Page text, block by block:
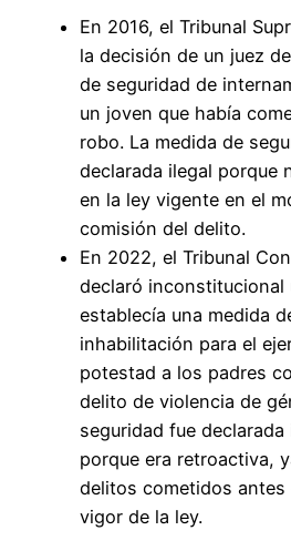
En 2016, el Tribunal
la decisión de un juez
de seguridad de
un joven que había
robo. La medida de
declarada ilegal porque
en la ley vigente en el
comisión del delito.
En 2022, el Tribunal
declaró inconstitucional
establecía una medida
inhabilitación para el
potestad a los padres
delito de violencia de
seguridad fue
porque era retroactiva,
delitos cometidos antes
vigor de la ley.